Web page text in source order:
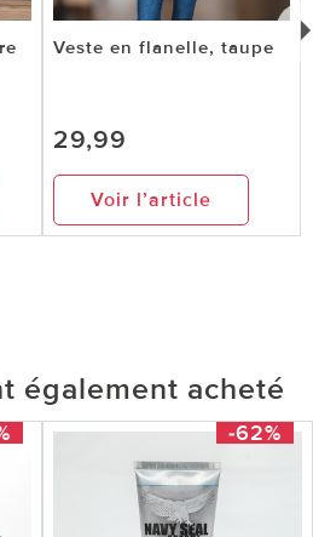
Veste en flanelle, taupe
29,99
Voir l’article
également acheté
-62%